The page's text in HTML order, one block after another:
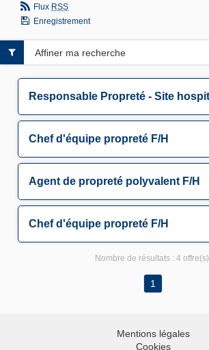
Flux RSS
Enregistrement
Chef d'équipe propreté F/H
Agent de propreté polyvalent F/H
Chef d'équipe propreté F/H
Affiner ma recherche
Nombre de résultats : 4 offre(s)
1
Mentions légales
Cookies